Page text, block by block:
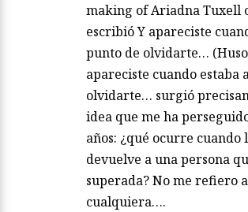
making of Ariadna Tuxell
escribió Y apareciste
punto de olvidarte…
apareciste cuando estaba
olvidarte… surgió
idea que me ha
años: ¿qué ocurre cuando
devuelve a una persona
superada? No me refiero
cualquiera….